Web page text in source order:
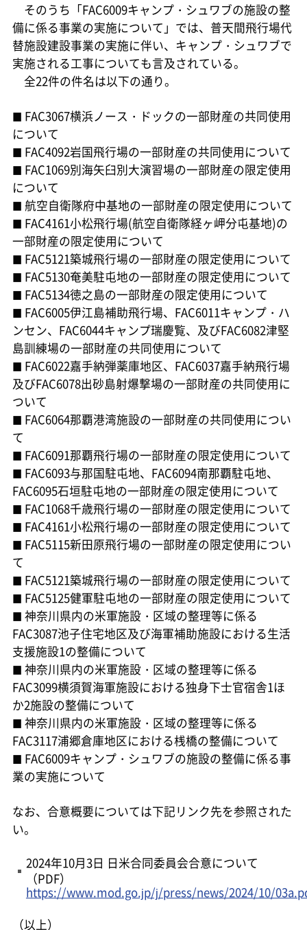
そのうち「FAC6009キャンプ・シュワブの施設の整
備に係る事業の実施について」では、普天間飛行場代
替施設建設事業の実施に伴い、キャンプ・シュワブで
実施される工事についても言及されている。
全22件の件名は以下の通り。
■ FAC3067横浜ノース・ドックの一部財産の共同使用
について
■ FAC4092岩国飛行場の一部財産の共同使用について
■ FAC1069別海矢臼別大演習場の一部財産の限定使用
について
■ 航空自衛隊府中基地の一部財産の限定使用について
■ FAC4161小松飛行場(航空自衛隊経ヶ岬分屯基地)の
一部財産の限定使用について
■ FAC5121築城飛行場の一部財産の限定使用について
■ FAC5130奄美駐屯地の一部財産の限定使用について
■ FAC5134徳之島の一部財産の限定使用について
■ FAC6005伊江島補助飛行場、FAC6011キャンプ・ハ
ンセン、FAC6044キャンプ瑞慶覧、及びFAC6082津堅
島訓練場の一部財産の共同使用について
■ FAC6022嘉手納弾薬庫地区、FAC6037嘉手納飛行場
及びFAC6078出砂島射爆撃場の一部財産の共同使用に
ついて
■ FAC6064那覇港湾施設の一部財産の共同使用につい
て
■ FAC6091那覇飛行場の一部財産の限定使用について
■ FAC6093与那国駐屯地、FAC6094南那覇駐屯地、
FAC6095石垣駐屯地の一部財産の限定使用について
■ FAC1068千歳飛行場の一部財産の限定使用について
■ FAC4161小松飛行場の一部財産の限定使用について
■ FAC5115新田原飛行場の一部財産の限定使用につい
て
■ FAC5121築城飛行場の一部財産の限定使用について
■ FAC5125健軍駐屯地の一部財産の限定使用について
■ 神奈川県内の米軍施設・区域の整理等に係る
FAC3087池子住宅地区及び海軍補助施設における生活
支援施設1の整備について
■ 神奈川県内の米軍施設・区域の整理等に係る
FAC3099横須賀海軍施設における独身下士官宿舎1ほ
か2施設の整備について
■ 神奈川県内の米軍施設・区域の整理等に係る
FAC3117浦郷倉庫地区における桟橋の整備について
■ FAC6009キャンプ・シュワブの施設の整備に係る事
業の実施について
なお、合意概要については下記リンク先を参照された
い。
2024年10月3日 日米合同委員会合意について
（PDF）
https://www.mod.go.jp/j/press/news/2024/10/
（以上）